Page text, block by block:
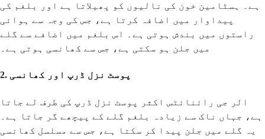
ہے۔ ہسٹامین خون کی نالیوں کو پھیلاتا ہے اور بلغم کی
پیداوار میں اضافہ کرتا ہے، جس کی وجہ سے ہوائی
راستوں میں بندش ہوتی ہے۔ اس بلغم میں اضافے سے گلے
میں جلن ہو سکتی ہے، جس سے کھانسی ہوتی ہے۔
2. پوسٹ نزل ڈرپ اور کھانسی
الر جی رائنائٹس اکثر پوسٹ نزل ڈرپ کی طرف لے جاتا
ہے، جہاں ناک سے زیادہ بلغم گلے کے پیچھے گر جاتا ہے۔
یہ گلے میں جلن پیدا کر سکتا ہے، جس سے مسلسل کھانسی